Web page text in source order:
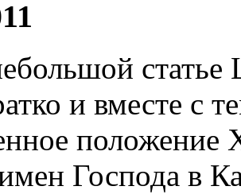
и вместе с
положение
Господа в